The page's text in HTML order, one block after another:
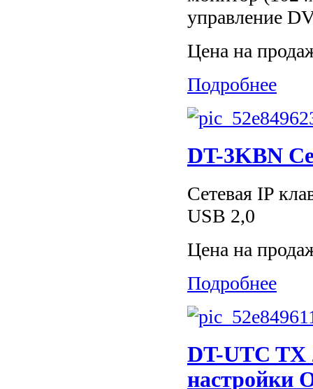
управление
Цена на
Подробнее
DT-3KBN
Сетевая IP
USB 2,0
Цена на
Подробнее
DT-UTC TX
настройки